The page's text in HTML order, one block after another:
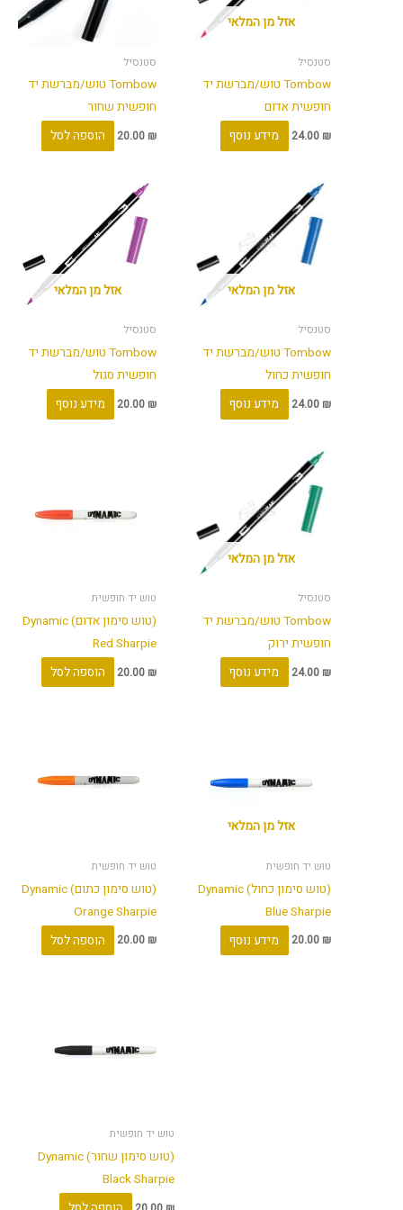
אזל מן המלאי
סטנסיל
Tombow טוש/מברשת יד
חופשית אדום
24.00 ₪ מידע נוסף
סטנסיל
Tombow טוש/מברשת יד
חופשית שחור
20.00 ₪ הוספה לסל
אזל מן המלאי
סטנסיל
Tombow טוש/מברשת יד
חופשית כחול
24.00 ₪ מידע נוסף
אזל מן המלאי
סטנסיל
Tombow טוש/מברשת יד
חופשית סגול
20.00 ₪ מידע נוסף
אזל מן המלאי
סטנסיל
Tombow טוש/מברשת יד
חופשית ירוק
24.00 ₪ מידע נוסף
טוש יד חופשית
(טוש סימון אדום) Dynamic
Red Sharpie
20.00 ₪ הוספה לסל
אזל מן המלאי
טוש יד חופשית
(טוש סימון כחול) Dynamic
Blue Sharpie
20.00 ₪ מידע נוסף
טוש יד חופשית
(טוש סימון כתום) Dynamic
Orange Sharpie
20.00 ₪ הוספה לסל
טוש יד חופשית
(טוש סימון שחור) Dynamic
Black Sharpie